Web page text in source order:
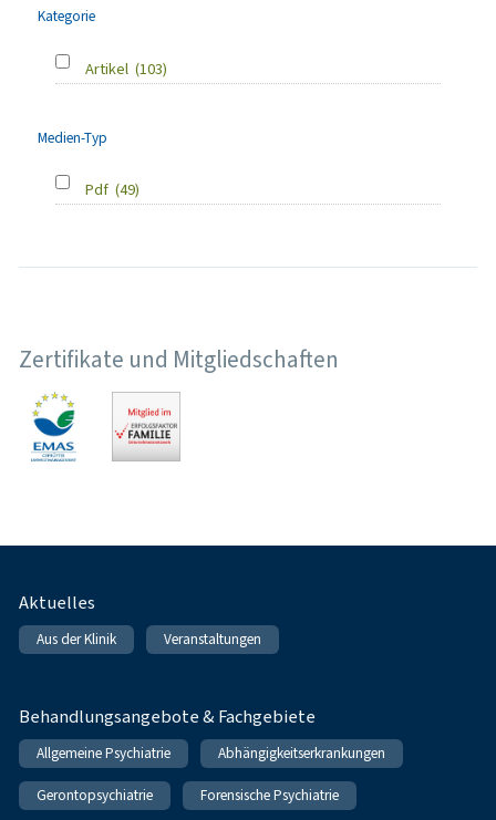
Kategorie
Artikel (103)
Medien-Typ
Pdf (49)
Zertifikate und Mitgliedschaften
Fußnavigation
Aktuelles
Aus der Klinik Veranstaltungen
Behandlungsangebote & Fachgebiete
Allgemeine Psychiatrie Abhängigkeitserkrankungen
Gerontopsychiatrie Forensische Psychiatrie